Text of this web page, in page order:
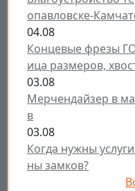
опавловске-
04.08
Концевые фрезы
ица размеров,
03.08
Мерчендайзер в
в
03.08
Когда нужны
ны замков?